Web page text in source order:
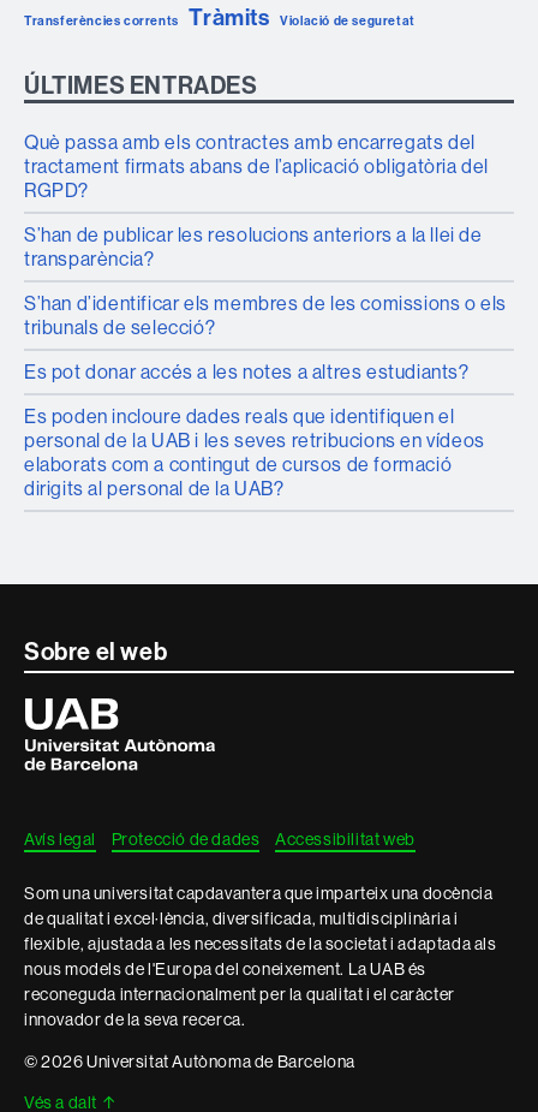
Transferències corrents Tràmits Violació de seguretat
ÚLTIMES ENTRADES
Què passa amb els contractes amb encarregats del
tractament firmats abans de l’aplicació obligatòria del
RGPD?
S’han de publicar les resolucions anteriors a la llei de
transparència?
S’han d’identificar els membres de les comissions o els
tribunals de selecció?
Es pot donar accés a les notes a altres estudiants?
Es poden incloure dades reals que identifiquen el
personal de la UAB i les seves retribucions en vídeos
elaborats com a contingut de cursos de formació
dirigits al personal de la UAB?
Contacte
informació
legal
Sobre el web
Universitat
Autònoma
de
Barcelona
Avís legal Protecció de dades Accessibilitat web
Som una universitat capdavantera que imparteix una docència
de qualitat i excel·lència, diversificada, multidisciplinària i
flexible, ajustada a les necessitats de la societat i adaptada als
nous models de l'Europa del coneixement. La UAB és
reconeguda internacionalment per la qualitat i el caràcter
innovador de la seva recerca.
© 2026 Universitat Autònoma de Barcelona
Vés a dalt ↑